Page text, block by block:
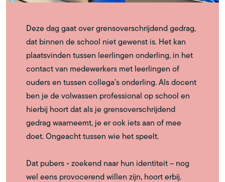
Deze dag gaat over grensoverschrijdend gedrag,
dat binnen de school niet gewenst is. Het kan
plaatsvinden tussen leerlingen onderling, in het
contact van medewerkers met leerlingen of
ouders en tussen collega’s onderling. Als docent
ben je de volwassen professional op school en
hierbij hoort dat als je grensoverschrijdend
gedrag waarneemt, je er ook iets aan of mee
doet. Ongeacht tussen wie het speelt.
Dat pubers • zoekend naar hun identiteit – nog
wel eens provocerend willen zijn, hoort erbij.